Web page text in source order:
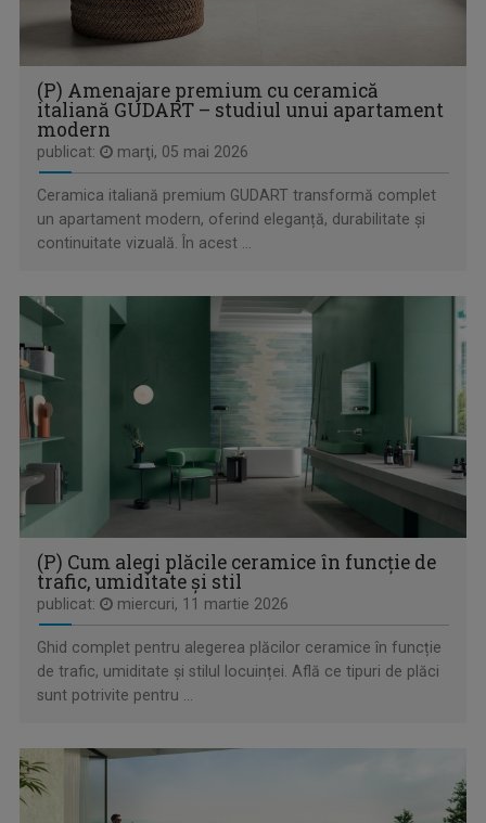
Emisiune despre viaţa spirituală a Diecezei de ...
SPAȚIUL DECIZILOR
Dezbatere politică la care participă ...
(P) Amenajare premium cu ceramică
italiană GUDART – studiul unui apartament
modern
publicat: marţi, 05 mai 2026
Ceramica italiană premium GUDART transformă complet
un apartament modern, oferind eleganță, durabilitate și
continuitate vizuală. În acest ...
(P) Cum alegi plăcile ceramice în funcție de
trafic, umiditate și stil
publicat: miercuri, 11 martie 2026
Ghid complet pentru alegerea plăcilor ceramice în funcție
de trafic, umiditate și stilul locuinței. Află ce tipuri de plăci
sunt potrivite pentru ...